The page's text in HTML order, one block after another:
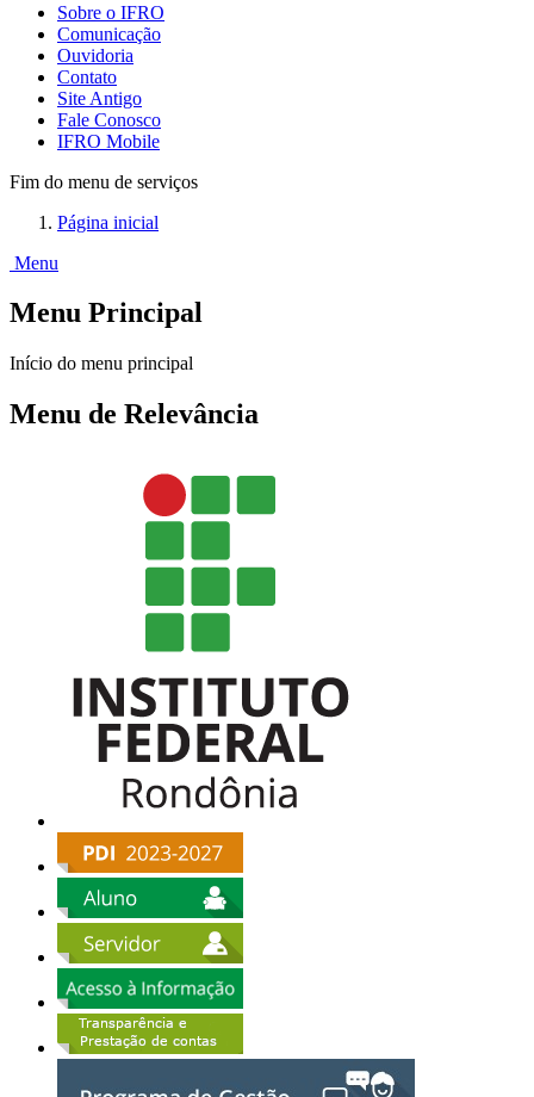
Sobre o IFRO
Comunicação
Ouvidoria
Contato
Site Antigo
Fale Conosco
IFRO Mobile
Fim do menu de serviços
Página inicial
Menu
Menu Principal
Início do menu principal
Menu de Relevância